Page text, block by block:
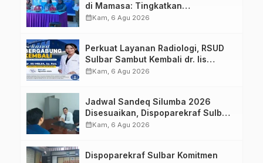
di Mamasa: Tingkatkan
Pengetahuan dan Keterampilan
calendar_monthKam, 6 Agu 2026
Perkuat Layanan Radiologi, RSUD
Sulbar Sambut Kembali dr. Iis
Imelda, Sp.Rad
calendar_monthKam, 6 Agu 2026
Jadwal Sandeq Silumba 2026
Disesuaikan, Dispoparekraf Sulbar
Pastikan Persiapan Tetap
calendar_monthKam, 6 Agu 2026
Dispoparekraf Sulbar Komitmen